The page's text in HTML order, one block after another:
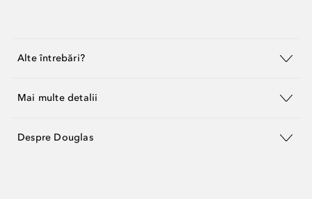
Alte întrebări?
Mai multe detalii
Despre Douglas